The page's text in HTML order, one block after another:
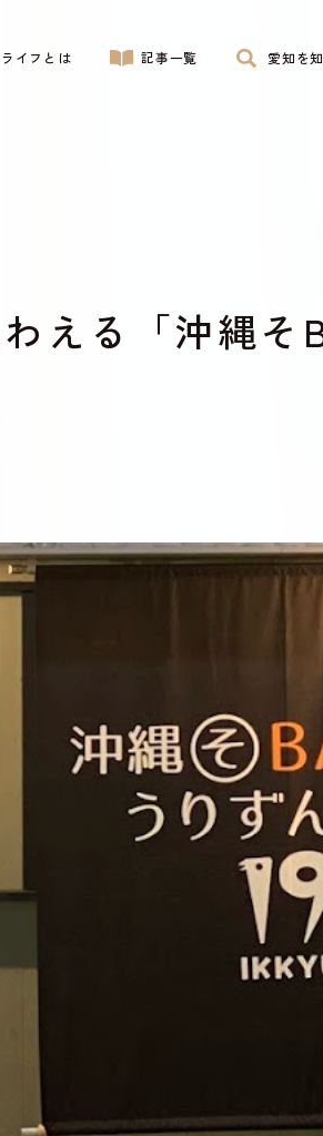
イフとは 記事一覧 愛知を
える「沖縄